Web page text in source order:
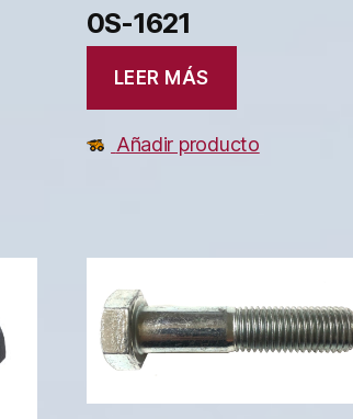
0S-1621
LEER MÁS
Añadir producto